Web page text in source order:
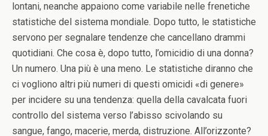
lontani, neanche appaiono come variabile nelle frenetiche
statistiche del sistema mondiale. Dopo tutto, le statistiche
servono per segnalare tendenze che cancellano drammi
quotidiani. Che cosa è, dopo tutto, l’omicidio di una donna?
Un numero. Una più è una meno. Le statistiche diranno che
ci vogliono altri più numeri di questi omicidi «di genere»
per incidere su una tendenza: quella della cavalcata fuori
controllo del sistema verso l’abisso scivolando su
sangue, fango, macerie, merda, distruzione. All’orizzonte?